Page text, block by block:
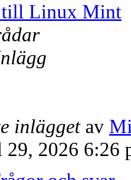
till Linux Mint
inläggetav
29, 2026 6:26